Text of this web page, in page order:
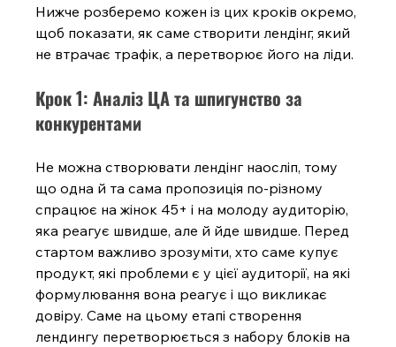
Нижче розберемо кожен із цих кроків окремо,
щоб показати, як саме створити лендінг, який
не втрачає трафік, а перетворює його на ліди.
Крок 1: Аналіз ЦА та шпигунство за
конкурентами
Не можна створювати лендінг наосліп, тому
що одна й та сама пропозиція по-різному
спрацює на жінок 45+ і на молоду аудиторію,
яка реагує швидше, але й йде швидше. Перед
стартом важливо зрозуміти, хто саме купує
продукт, які проблеми є у цієї аудиторії, на які
формулювання вона реагує і що викликає
довіру. Саме на цьому етапі створення
лендингу перетворюється з набору блоків на